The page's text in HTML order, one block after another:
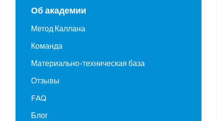
Об академии
Метод Каллана
Команда
Материально-техническая база
Отзывы
FAQ
Блог